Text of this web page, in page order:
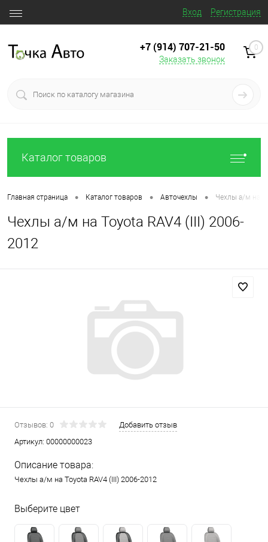
Вход Регистрация
+7 (914) 707‒21‒50
Заказать звонок
0
Каталог товаров
Главная страница • Каталог товаров • Авточехлы • Чехлы а/м на
Чехлы а/м на Toyota RAV4 (III) 2006-
2012
Отзывов: 0
Добавить отзыв
Артикул: 00000000023
Описание товара:
Чехлы а/м на Toyota RAV4 (III) 2006-2012
Выберите цвет